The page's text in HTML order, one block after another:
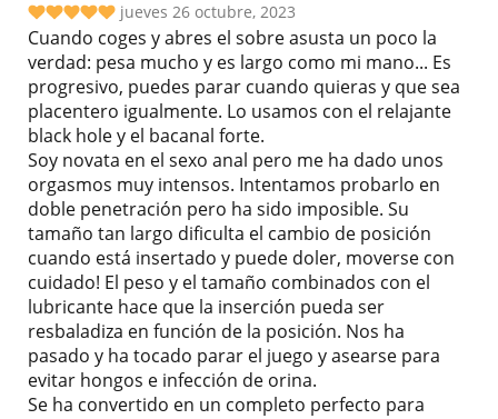
jueves 26 octubre, 2023
Cuando coges y abres el sobre asusta un poco la
verdad: pesa mucho y es largo como mi mano... Es
progresivo, puedes parar cuando quieras y que sea
placentero igualmente. Lo usamos con el relajante
black hole y el bacanal forte.
Soy novata en el sexo anal pero me ha dado unos
orgasmos muy intensos. Intentamos probarlo en
doble penetración pero ha sido imposible. Su
tamaño tan largo dificulta el cambio de posición
cuando está insertado y puede doler, moverse con
cuidado! El peso y el tamaño combinados con el
lubricante hace que la inserción pueda ser
resbaladiza en función de la posición. Nos ha
pasado y ha tocado parar el juego y asearse para
evitar hongos e infección de orina.
Se ha convertido en un completo perfecto para